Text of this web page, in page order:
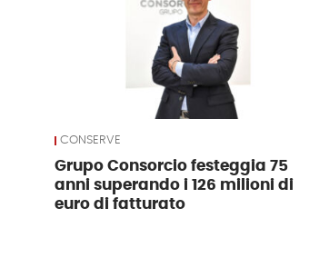
CONSERVE
Grupo Consorcio festeggia 75
anni superando i 126 milioni di
euro di fatturato